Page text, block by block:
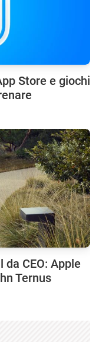
Store e giochi
CEO: Apple
Ternus